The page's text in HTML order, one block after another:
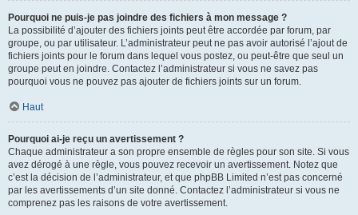
Pourquoi ne puis-je pas joindre des fichiers à mon message ?
La possibilité d’ajouter des fichiers joints peut être accordée par forum, par
groupe, ou par utilisateur. L’administrateur peut ne pas avoir autorisé l’ajout de
fichiers joints pour le forum dans lequel vous postez, ou peut-être que seul un
groupe peut en joindre. Contactez l’administrateur si vous ne savez pas
pourquoi vous ne pouvez pas ajouter de fichiers joints sur un forum.
Haut
Pourquoi ai-je reçu un avertissement ?
Chaque administrateur a son propre ensemble de règles pour son site. Si vous
avez dérogé à une règle, vous pouvez recevoir un avertissement. Notez que
c’est la décision de l’administrateur, et que phpBB Limited n’est pas concerné
par les avertissements d’un site donné. Contactez l’administrateur si vous ne
comprenez pas les raisons de votre avertissement.